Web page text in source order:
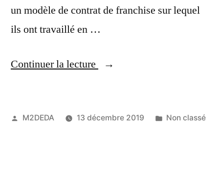
un modèle de contrat de franchise sur lequel
ils ont travaillé en …
Continuer la lecture
M2DEDA 13 décembre 2019 Non classé